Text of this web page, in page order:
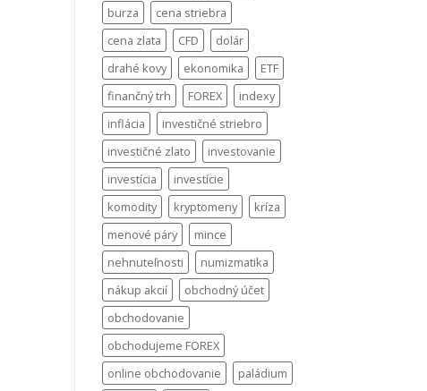
burza
cena striebra
cena zlata
CFD
dolár
drahé kovy
ekonomika
ETF
finančný trh
FOREX
indexy
inflácia
investičné striebro
investičné zlato
investovanie
investícia
investície
komodity
kryptomeny
kríza
menové páry
mince
nehnuteľnosti
numizmatika
nákup akcií
obchodný účet
obchodovanie
obchodujeme FOREX
online obchodovanie
paládium